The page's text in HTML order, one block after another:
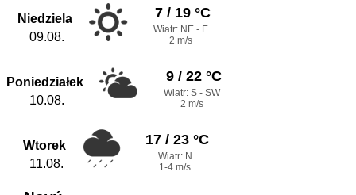
Niedziela
09.08.
7 / 19 °C
Wiatr: NE - E
2 m/s
Poniedziałek
10.08.
9 / 22 °C
Wiatr: S - SW
2 m/s
Wtorek
11.08.
17 / 23 °C
Wiatr: N
1-4 m/s